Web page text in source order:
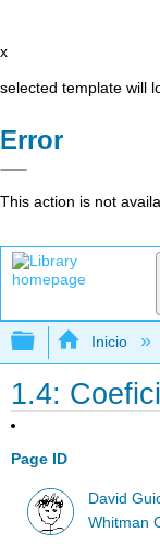
x
selected template will
Error
This action is not
Expandir/
Inicio
1.4:
Page ID
David
Whitman